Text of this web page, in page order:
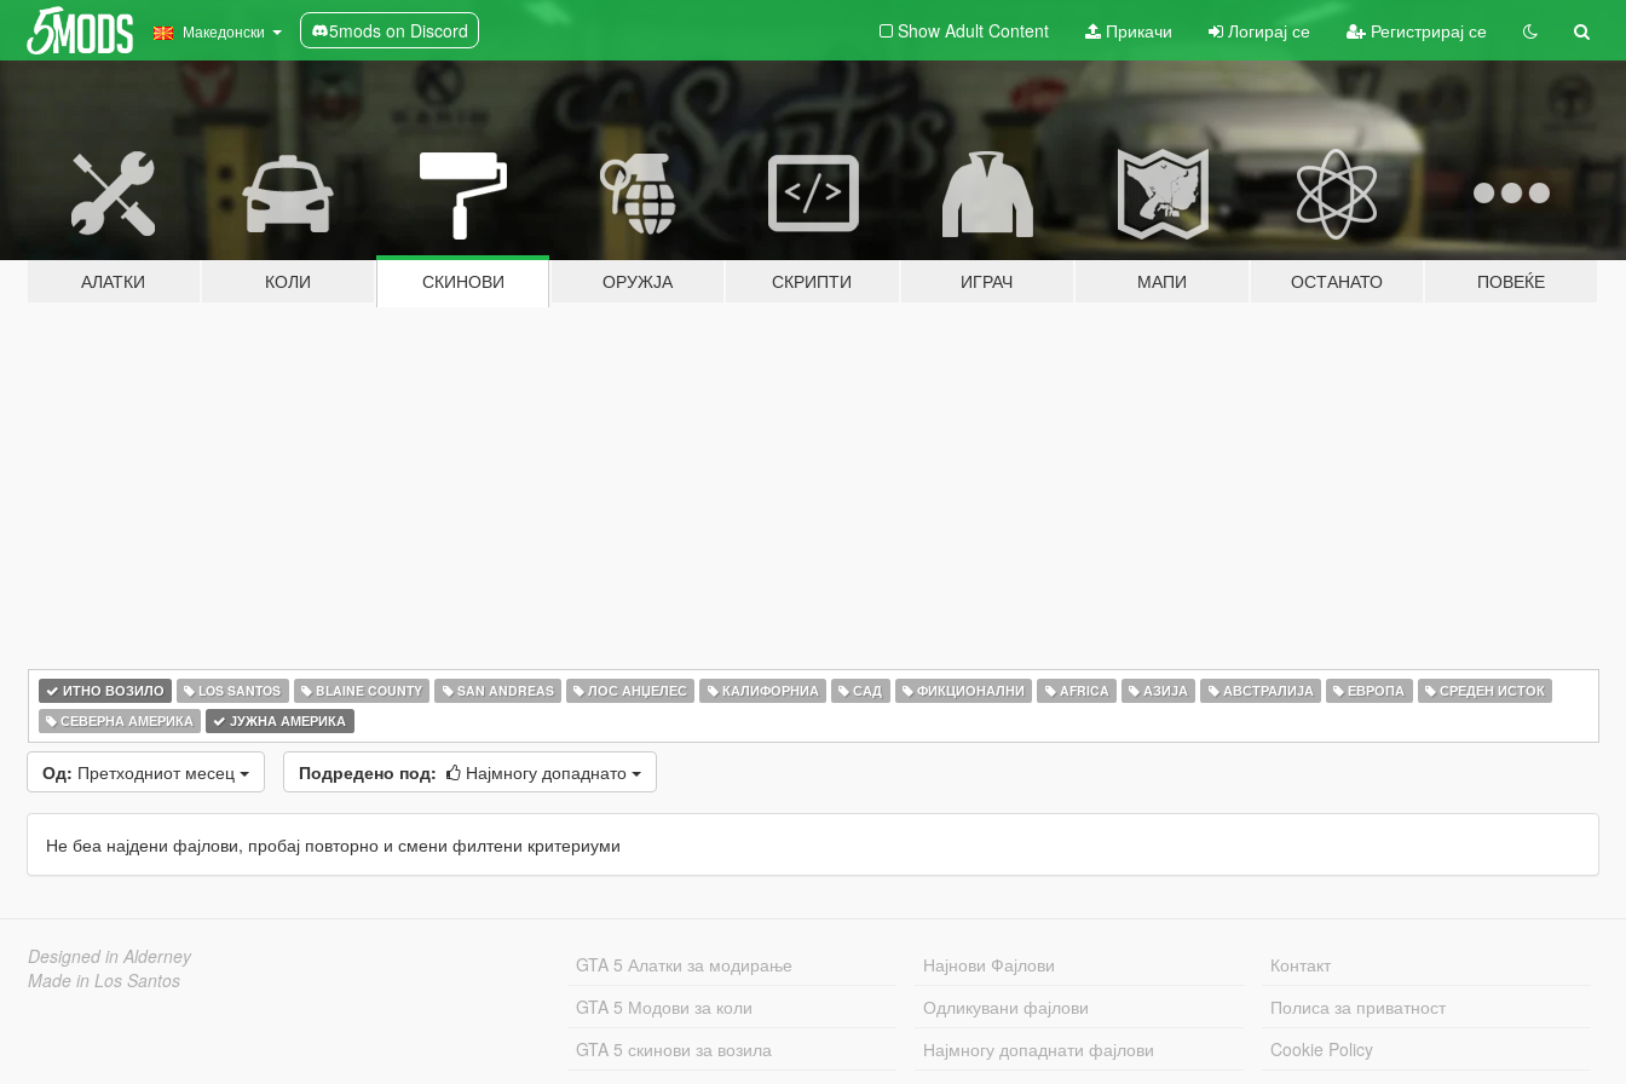
Македонски 5mods on Discord Show Adult Content Прикачи Логирај се Регистрирај се
АЛАТКИ КОЛИ СКИНОВИ ОРУЖЈА СКРИПТИ ИГРАЧ МАПИ ОСТАНАТО ПОВЕЌЕ
ИТНО ВОЗИЛО LOS SANTOS BLAINE COUNTY SAN ANDREAS ЛОС АНЏЕЛЕС КАЛИФОРНИА САД ФИКЦИОНАЛНИ AFRICA АЗИЈА АВСТРАЛИЈА ЕВРОПА
СРЕДЕН ИСТОК
СЕВЕРНА АМЕРИКА
ЈУЖНА АМЕРИКА
Од: Претходниот месец Подредено под: Најмногу допаднато
Не беа најдени фајлови, пробај повторно и смени филтени критериуми
Designed in Alderney
Made in Los Santos
GTA 5 Алатки за модирање
GTA 5 Модови за коли
GTA 5 скинови за возила
Најнови Фајлови
Одликувани фајлови
Најмногу допаднати фајлови
Контакт
Полиса за приватност
Cookie Policy